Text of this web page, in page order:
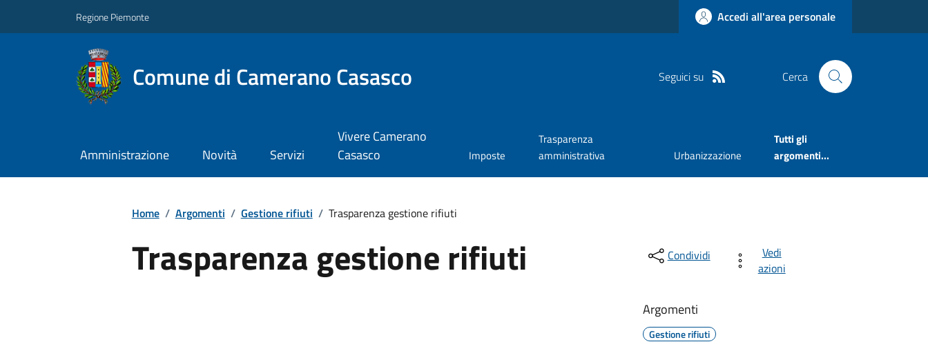
Regione Piemonte Accedi all'area personale
Comune di Camerano Casasco Seguici su Cerca
Amministrazione Novità Servizi
Vivere Camerano
Casasco
Imposte
Trasparenza
amministrativa
Urbanizzazione
Tutti gli
argomenti...
Home / Argomenti / Gestione rifiuti / Trasparenza gestione rifiuti
Trasparenza gestione rifiuti Condividi
Vedi
azioni
Argomenti
Gestione rifiuti